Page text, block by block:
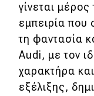
Αποστολή
Συγκρίνουμε
Αγώνες
γίνεται
εμπειρία που
τη φαντασία
Audi, με τον
χαρακτήρα
εξέλιξης,